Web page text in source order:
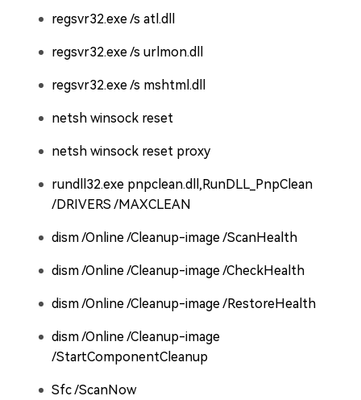
regsvr32.exe /s atl.dll
regsvr32.exe /s urlmon.dll
regsvr32.exe /s mshtml.dll
netsh winsock reset
netsh winsock reset proxy
rundll32.exe pnpclean.dll,RunDLL_PnpClean
/DRIVERS /MAXCLEAN
dism /Online /Cleanup-image /ScanHealth
dism /Online /Cleanup-image /CheckHealth
dism /Online /Cleanup-image /RestoreHealth
dism /Online /Cleanup-image
/StartComponentCleanup
Sfc /ScanNow